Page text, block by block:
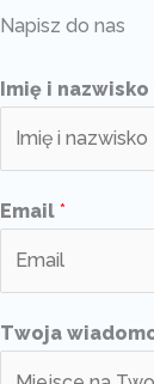
Napisz do nas
Imię i nazwisko
Email *
Twoja